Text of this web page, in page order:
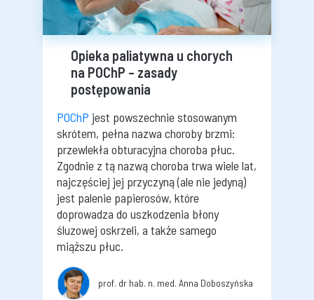
Opieka paliatywna u chorych
na POChP – zasady
postępowania
POChP jest powszechnie stosowanym
skrótem, pełna nazwa choroby brzmi:
przewlekła obturacyjna choroba płuc.
Zgodnie z tą nazwą choroba trwa wiele lat,
najczęściej jej przyczyną (ale nie jedyną)
jest palenie papierosów, które
doprowadza do uszkodzenia błony
śluzowej oskrzeli, a także samego
miąższu płuc.
prof. dr hab. n. med. Anna Doboszyńska